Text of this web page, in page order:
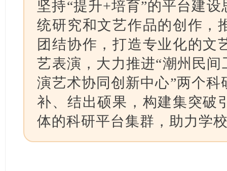
坚持“提升+培育”的平台建
统研究和文艺作品的创作，
团结协作，打造专业化的文
艺表演，大力推进“潮州民
演艺术协同创新中心”两个
补、结出硕果，构建集突破
体的科研平台集群，助力学